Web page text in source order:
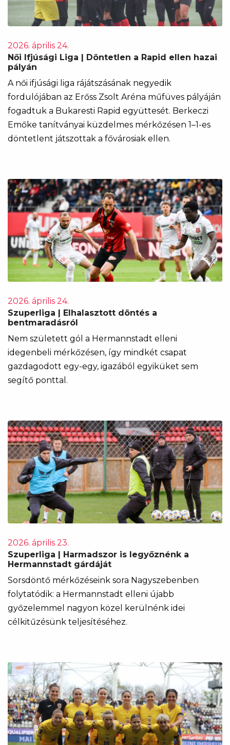
2026. április 24.
Női Ifjúsági Liga | Döntetlen a Rapid ellen hazai
pályán
A női ifjúsági liga rájátszásának negyedik
fordulójában az Erőss Zsolt Aréna műfüves pályáján
fogadtuk a Bukaresti Rapid együttesét. Berkeczi
Emőke tanítványai küzdelmes mérkőzésen 1–1-es
döntetlent játszottak a fővárosiak ellen.
2026. április 24.
Szuperliga | Elhalasztott döntés a
bentmaradásról
Nem született gól a Hermannstadt elleni
idegenbeli mérkőzésen, így mindkét csapat
gazdagodott egy-egy, igazából egyiküket sem
segítő ponttal.
2026. április 23.
Szuperliga | Harmadszor is legyőznénk a
Hermannstadt gárdáját
Sorsdöntő mérkőzéseink sora Nagyszebenben
folytatódik: a Hermannstadt elleni újabb
győzelemmel nagyon közel kerülnénk idei
célkitűzésünk teljesítéséhez.